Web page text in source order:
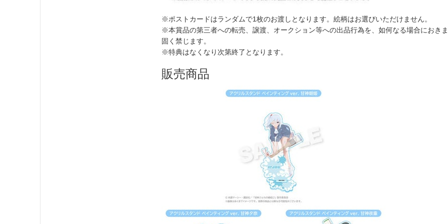
※ポストカードはランダムで1枚のお渡しとなります。絵柄はお選びいただけません。
※本賞品の第三者への転売、譲渡、オークション等への出品行為を、如何なる場合におき
固く禁じます。
※特典はなくなり次第終了となります。
販売商品